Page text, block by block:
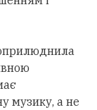
музику, а не